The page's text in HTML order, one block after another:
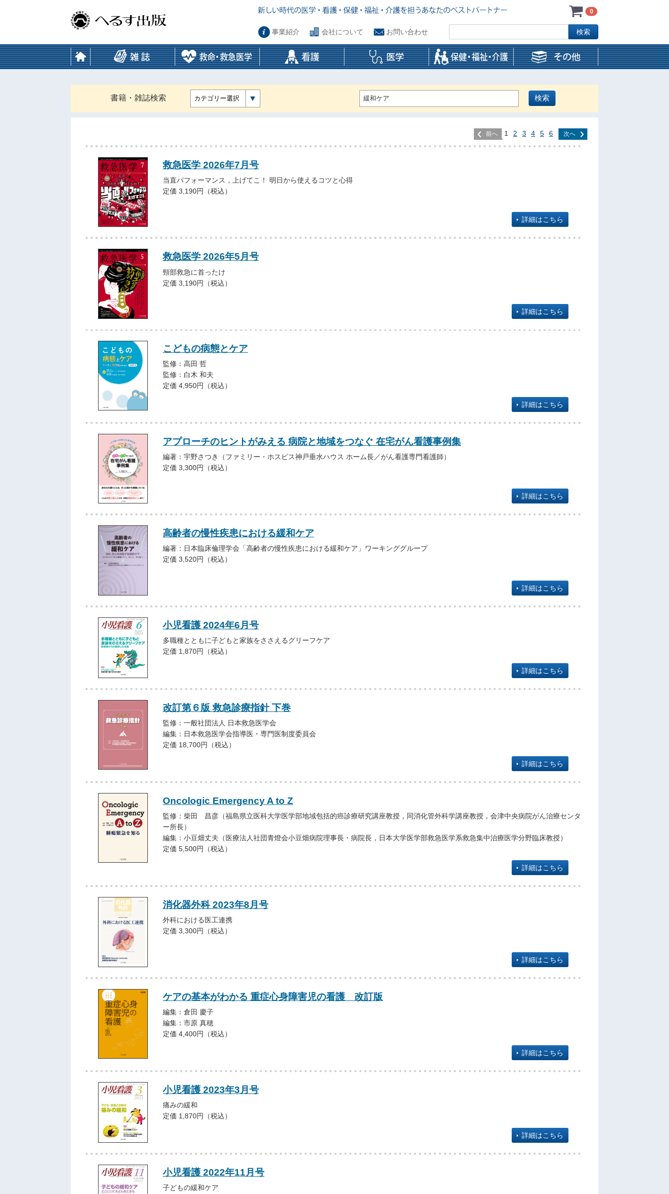
0
事業紹介 会社について お問い合わせ
書籍・雑誌検索 カテゴリー選択
前へ 1 2 3 4 5 6 次へ
救急医学 2026年7月号
当直パフォーマンス，上げてこ！ 明日から使えるコツと心得
定価 3,190円（税込）
詳細はこちら
救急医学 2026年5月号
頸部救急に首ったけ
定価 3,190円（税込）
詳細はこちら
こどもの病態とケア
監修：高田 哲
監修：白木 和夫
定価 4,950円（税込）
詳細はこちら
アプローチのヒントがみえる 病院と地域をつなぐ 在宅がん看護事例集
編著：宇野さつき（ファミリー・ホスピス神戸垂水ハウス ホーム長／がん看護専門看護師）
定価 3,300円（税込）
詳細はこちら
高齢者の慢性疾患における緩和ケア
編著：日本臨床倫理学会「高齢者の慢性疾患における緩和ケア」ワーキンググループ
定価 3,520円（税込）
詳細はこちら
小児看護 2024年6月号
多職種とともに子どもと家族をささえるグリーフケア
定価 1,870円（税込）
詳細はこちら
改訂第６版 救急診療指針 下巻
監修：一般社団法人 日本救急医学会
編集：日本救急医学会指導医・専門医制度委員会
定価 18,700円（税込）
詳細はこちら
Oncologic Emergency A to Z
監修：柴田 昌彦（福島県立医科大学医学部地域包括的癌診療研究講座教授，同消化管外科学講座教授，会津中央病院がん治療センタ
ー所長）
編集：小豆畑丈夫（医療法人社団青燈会小豆畑病院理事長・病院長，日本大学医学部救急医学系救急集中治療医学分野臨床教授）
定価 5,500円（税込）
詳細はこちら
消化器外科 2023年8月号
外科における医工連携
定価 3,300円（税込）
詳細はこちら
ケアの基本がわかる 重症心身障害児の看護 改訂版
編集：倉田 慶子
編集：市原 真穂
定価 4,400円（税込）
詳細はこちら
小児看護 2023年3月号
痛みの緩和
定価 1,870円（税込）
詳細はこちら
小児看護 2022年11月号
子どもの緩和ケア